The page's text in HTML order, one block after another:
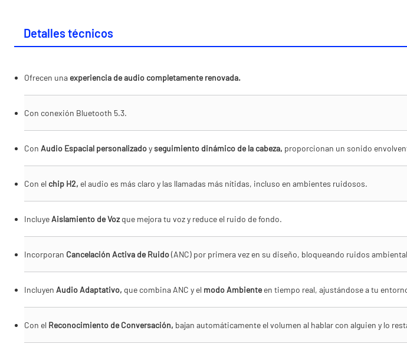
Detalles técnicos
Ofrecen una experiencia de audio completamente renovada.
Con conexión Bluetooth 5.3.
Con Audio Espacial personalizadoyseguimiento dinámico de la cabeza, proporcionan un sonido
Con el chip H2, el audio es más claro y las llamadas más nítidas, incluso en ambientes ruidosos.
IncluyeAislamiento de Vozque mejora tu voz y reduce el ruido de fondo.
Incorporan Cancelación Activa de Ruido(ANC) por primera vez en su diseño, bloqueando ruidos
Incluyen Audio Adaptativo, que combina ANC y el modo Ambienteen tiempo real, ajustándose a tu
Con el Reconocimiento de Conversación, bajan automáticamente el volumen al hablar con alguien y lo